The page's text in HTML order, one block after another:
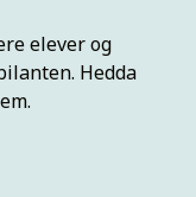
elever og
Hedda